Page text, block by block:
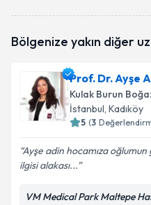
talebi oluşturun. Size
bilgilendireceğiz.
E-posta Adresiniz
Kişisel verilerimin
Metni'ni okudum
kapsamda
Bölgenize yakın diğer
Prof. Dr. Ayşe
Kulak Burun
İstanbul, Kadıköy
5 (3
Ayşe adin hocamıza
ilgisi alakası...
VM Medical Park Maltepe